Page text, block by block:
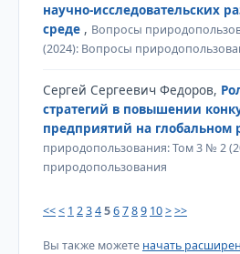
научно-исследовательских
среде , Вопросы
(2024): Вопросы
Сергей Сергеевич Федоров,
стратегий в повышении
предприятий на глобальном
природопользования: Том 3 № 2
природопользования
<<< 1 23456789 10>>>
Вы также можете начать